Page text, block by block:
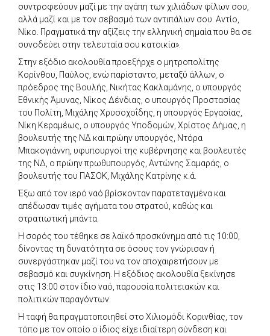
συντροφεύουν μαζί με την αγάπη των χιλιάδων φίλων σου,
αλλά μαζί και με τον σεβασμό των αντιπάλων σου. Αντίο,
Νίκο. Πραγματικά την αξίζεις την ελληνική σημαία που θα σε
συνοδεύει στην τελευταία σου κατοικία».
Στην εξόδιο ακολουθία προεξήρχε ο μητροπολίτης
Κορίνθου, Παύλος, ενώ παρίσταντο, μεταξύ άλλων, ο
πρόεδρος της Βουλής, Νικήτας Κακλαμάνης, ο υπουργός
Εθνικής Άμυνας, Νίκος Δένδιας, ο υπουργός Προστασίας
του Πολίτη, Μιχάλης Χρυσοχοΐδης, η υπουργός Εργασίας,
Νίκη Κεραμέως, ο υπουργός Υποδομών, Χρίστος Δήμας, η
βουλευτής της ΝΔ και πρώην υπουργός, Ντόρα
Μπακογιάννη, υφυπουργοί της κυβέρνησης και βουλευτές
της ΝΔ, ο πρώην πρωθυπουργός, Αντώνης Σαμαράς, ο
βουλευτής του ΠΑΣΟΚ, Μιχάλης Κατρίνης κ.ά.
Έξω από τον ιερό ναό βρίσκονταν παρατεταγμένα και
απέδωσαν τιμές αγήματα του στρατού, καθώς και
στρατιωτική μπάντα.
Η σορός του τέθηκε σε λαϊκό προσκύνημα από τις 10:00,
δίνοντας τη δυνατότητα σε όσους τον γνώρισαν ή
συνεργάστηκαν μαζί του να τον αποχαιρετήσουν με
σεβασμό και συγκίνηση. Η εξόδιος ακολουθία ξεκίνησε
στις 13:00 στον ίδιο ναό, παρουσία πολιτειακών και
πολιτικών παραγόντων.
Η ταφή θα πραγματοποιηθεί στο Χιλιομόδι Κορινθίας, τον
τόπο με τον οποίο ο ίδιος είχε ιδιαίτερη σύνδεση και